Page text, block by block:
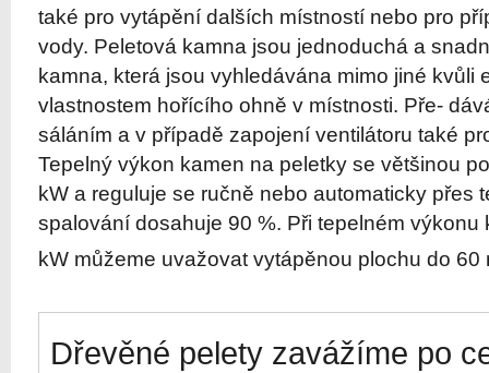
také pro vytápění dalších místností nebo pro
vody. Peletová kamna jsou jednoduchá a
kamna, která jsou vyhledávána mimo jiné kvůli
vlastnostem hořícího ohně v místnosti. Pře-
sáláním a v případě zapojení ventilátoru také
Tepelný výkon kamen na peletky se většinou
kW a reguluje se ručně nebo automaticky přes
spalování dosahuje 90 %. Při tepelném výkonu
kW můžeme uvažovat vytápěnou plochu do 60
Dřevěné pelety zavážíme po